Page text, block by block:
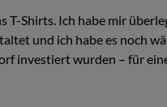
Shirts. Ich habe mir
und ich habe es noch
investiert wurden – für